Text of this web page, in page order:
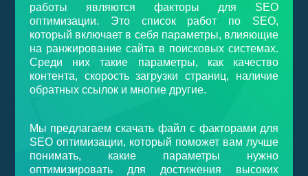
работы являются факторы для SEO
оптимизации. Это список работ по SEO,
который включает в себя параметры, влияющие
на ранжирование сайта в поисковых системах.
Среди них такие параметры, как качество
контента, скорость загрузки страниц, наличие
обратных ссылок и многие другие.
Мы предлагаем скачать файл с факторами для
SEO оптимизации, который поможет вам лучше
понимать, какие параметры нужно
оптимизировать для достижения высоких